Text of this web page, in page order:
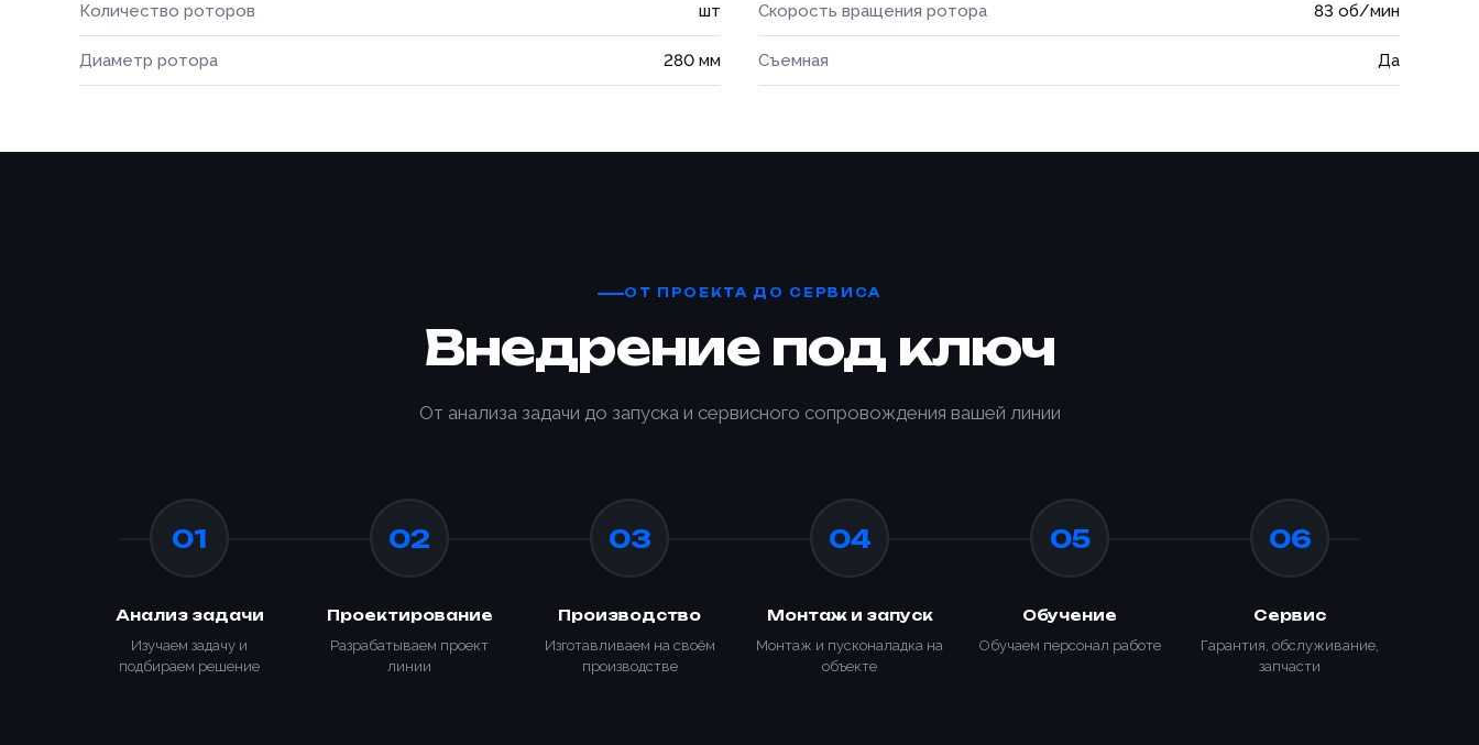
Количество роторов шт Скорость вращения ротора 83 об/мин
Диаметр ротора 280 мм Съемная Да
ОТ ПРОЕКТА ДО СЕРВИСА
Внедрение под ключ
От анализа задачи до запуска и сервисного сопровождения вашей линии
01
Анализ задачи
Изучаем задачу и
подбираем решение
02
Проектирование
Разрабатываем проект
линии
03
Производство
Изготавливаем на своём
производстве
04
Монтаж и запуск
Монтаж и пусконаладка на
объекте
05
Обучение
Обучаем персонал работе
06
Сервис
Гарантия, обслуживание,
запчасти
Товар
ОПТИМИЗАЦИЯ